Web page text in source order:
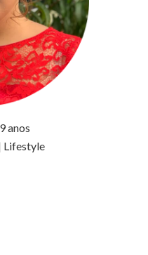
anos
Lifestyle